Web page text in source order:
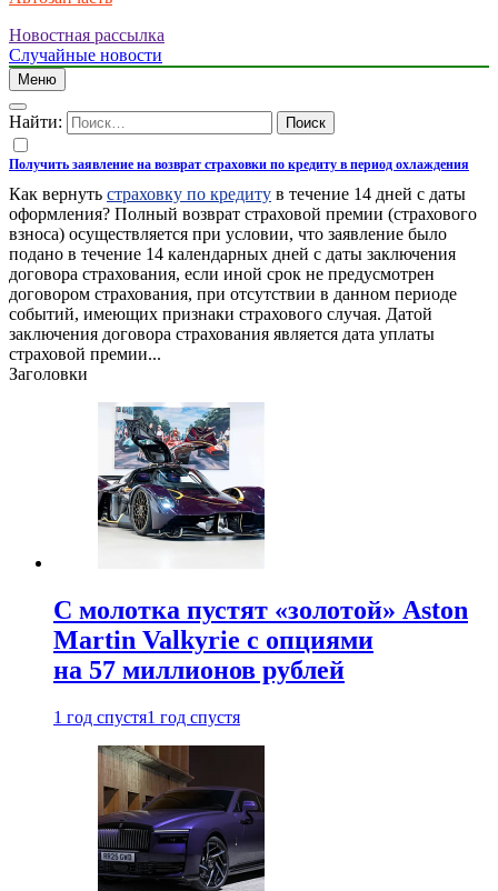
Новостная рассылка
Случайные новости
Меню
Найти:
Получить заявление на возврат страховки по кредиту в период охлаждения
Как вернуть страховку по кредиту в течение 14 дней с даты
оформления? Полный возврат страховой премии (страхового
взноса) осуществляется при условии, что заявление было
подано в течение 14 календарных дней с даты заключения
договора страхования, если иной срок не предусмотрен
договором страхования, при отсутствии в данном периоде
событий, имеющих признаки страхового случая. Датой
заключения договора страхования является дата уплаты
страховой премии...
Заголовки
С молотка пустят «золотой» Aston
Martin Valkyrie с опциями
на 57 миллионов рублей
1 год спустя1 год спустя